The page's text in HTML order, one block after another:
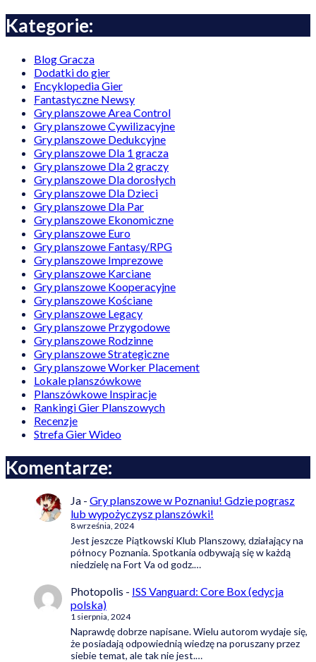
Kategorie:
Blog Gracza
Dodatki do gier
Encyklopedia Gier
Fantastyczne Newsy
Gry planszowe Area Control
Gry planszowe Cywilizacyjne
Gry planszowe Dedukcyjne
Gry planszowe Dla 1 gracza
Gry planszowe Dla 2 graczy
Gry planszowe Dla dorosłych
Gry planszowe Dla Dzieci
Gry planszowe Dla Par
Gry planszowe Ekonomiczne
Gry planszowe Euro
Gry planszowe Fantasy/RPG
Gry planszowe Imprezowe
Gry planszowe Karciane
Gry planszowe Kooperacyjne
Gry planszowe Kościane
Gry planszowe Legacy
Gry planszowe Przygodowe
Gry planszowe Rodzinne
Gry planszowe Strategiczne
Gry planszowe Worker Placement
Lokale planszówkowe
Planszówkowe Inspiracje
Rankingi Gier Planszowych
Recenzje
Strefa Gier Wideo
Komentarze:
Ja - Gry planszowe w Poznaniu! Gdzie pograsz
lub wypożyczysz planszówki!
8 września, 2024
Jest jeszcze Piątkowski Klub Planszowy, działający na
północy Poznania. Spotkania odbywają się w każdą
niedzielę na Fort Va od godz.…
Photopolis - ISS Vanguard: Core Box (edycja
polska)
1 sierpnia, 2024
Naprawdę dobrze napisane. Wielu autorom wydaje się,
że posiadają odpowiednią wiedzę na poruszany przez
siebie temat, ale tak nie jest.…